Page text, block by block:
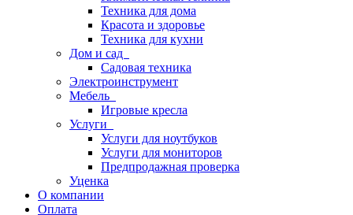
Техника для дома
Красота и здоровье
Техника для кухни
Дом и сад
Садовая техника
Электроинструмент
Мебель
Игровые кресла
Услуги
Услуги для ноутбуков
Услуги для мониторов
Предпродажная проверка
Уценка
О компании
Оплата